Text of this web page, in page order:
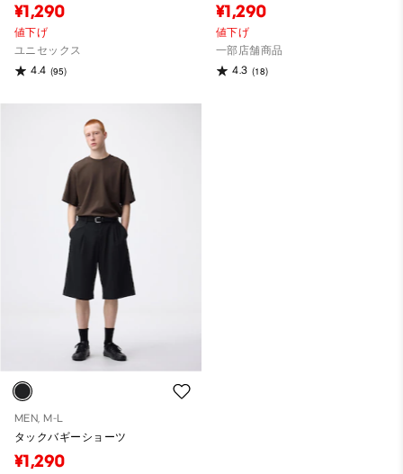
¥1,290
値下げ
ユニセックス
4.4 (95)
¥1,290
値下げ
一部店舗商品
4.3 (18)
MEN, M-L
タックバギーショーツ
¥1,290